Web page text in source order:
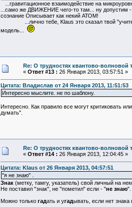
...гравитационное взаимодействие на
...само же ДВИЖЕНИЕ чего-то там... ну допустим
сознание Описывает как некий АТОМ!
...лично тебе, Klaus это сказал твой
модель...
Re: О трудностях квантово-волновой
« Ответ #13 : 26 Января 2013, 03:57:51 »
Цитата: Владислав от 24 Января 2013, 11:51:53
Интересно мыслите. не по шаблону.
Интересно. Как правило все могут критиковать
думать".
Re: О трудностях квантово-волновой
« Ответ #14 : 26 Января 2013, 12:04:45 »
Цитата: Klaus от 26 Января 2013, 04:57:51
"я не знаю" .
Знак (метку, тамгу, указатель) свой личный на
Не поставил "знак", не "пометил" если - "не знаю".
Можно только гадать и угадывать, если нет